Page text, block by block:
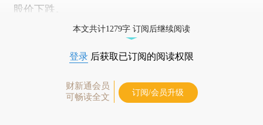
股价下跌。
本文共计1279字 订阅后继续阅读
登录 后获取已订阅的阅读权限
财新通会员
可畅读全文
订阅/会员升级